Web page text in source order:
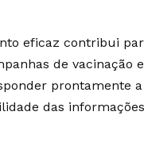
eficaz contribui
de vacinação
prontamente
das